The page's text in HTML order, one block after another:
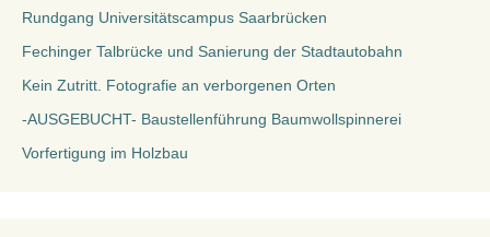
Rundgang Universitätscampus Saarbrücken
Fechinger Talbrücke und Sanierung der Stadtautobahn
Kein Zutritt. Fotografie an verborgenen Orten
-AUSGEBUCHT- Baustellenführung Baumwollspinnerei
Vorfertigung im Holzbau